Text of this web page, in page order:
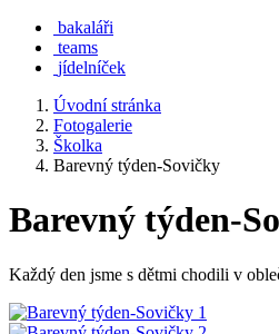
bakaláři
teams
jídelníček
Úvodní stránka
Fotogalerie
Školka
Barevný týden-Sovičky
Barevný týden-
Každý den jsme s dětmi chodili v